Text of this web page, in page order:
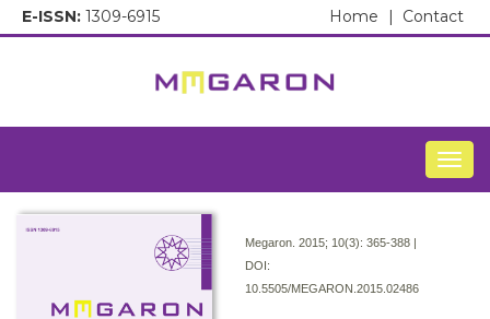
E-ISSN: 1309-6915 Contact
Home |
Megaron. 2015; 10(3): 365-388 |
DOI:
10.5505/MEGARON.2015.02486